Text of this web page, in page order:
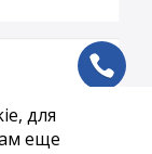
ph
для
еще